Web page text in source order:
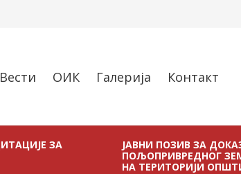
Вести ОИК Галерија Контакт
ЈАВНИ ПОЗИВ ЗА ДОКАЗИВАЊЕ
ПОЉОПРИВРЕДНОГ ЗЕМЉИШТА У
НА ТЕРИТОРИЈИ ОПШТИНЕ